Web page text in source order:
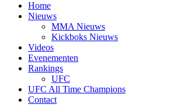
Home
Nieuws
MMA Nieuws
Kickboks Nieuws
Videos
Evenementen
Rankings
UFC
UFC All Time Champions
Contact